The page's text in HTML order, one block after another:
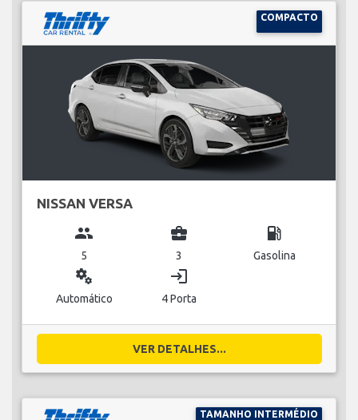
COMPACTO
NISSAN VERSA
group
5
business_center
3
local_gas_station
Gasolina
miscellaneous_services
Automático
login
4 Porta
VER DETALHES...
TAMANHO INTERMÉDIO